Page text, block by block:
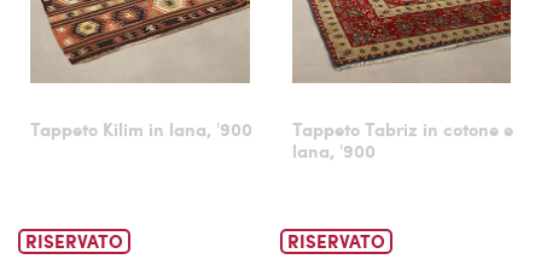
Tappeto Kilim in lana, '900
Tappeto Tabriz in cotone e
lana, '900
RISERVATO RISERVATO